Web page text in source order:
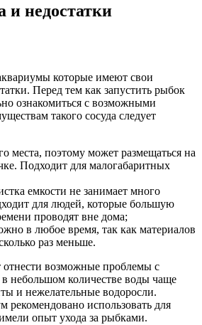
и недостатки
которые имеют свои
Перед тем как запустить рыбок
ознакомиться с возможными
такого сосуда следует
места, поэтому может размещаться на
Подходит для малогабаритных
емкости не занимает много
для людей, которые большую
проводят вне дома;
в любое время, так как материалов
раз меньше.
отнести возможные проблемы с
небольшом количестве воды чаще
и нежелательные водоросли.
рекомендовано использовать для
опыт ухода за рыбками.